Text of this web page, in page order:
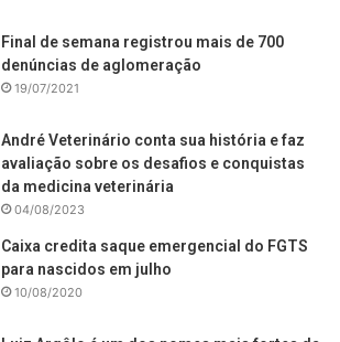
Final de semana registrou mais de 700
denúncias de aglomeração
19/07/2021
André Veterinário conta sua história e faz
avaliação sobre os desafios e conquistas
da medicina veterinária
04/08/2023
Caixa credita saque emergencial do FGTS
para nascidos em julho
10/08/2020